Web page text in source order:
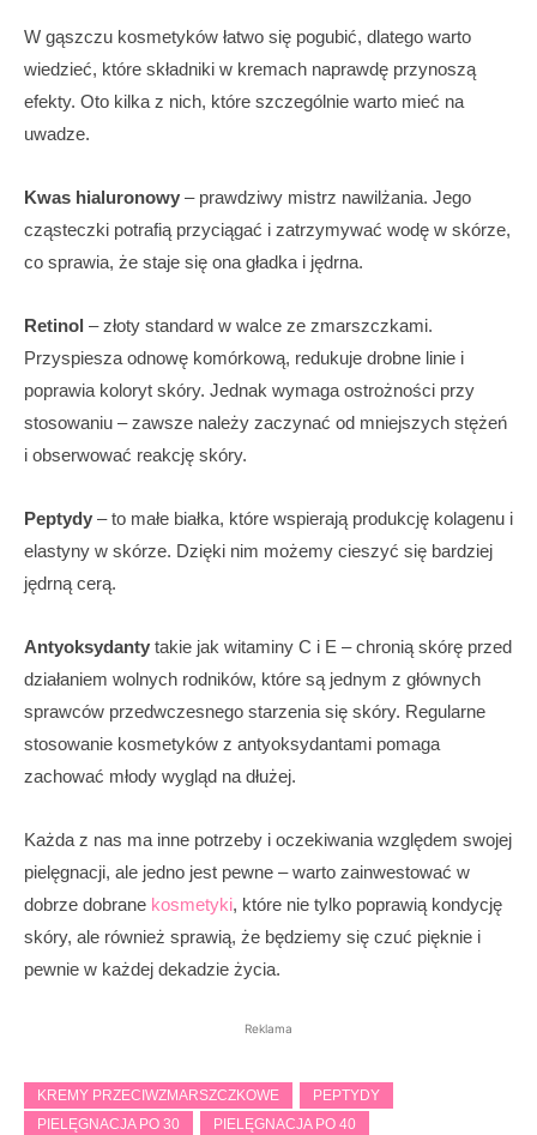
W gąszczu kosmetyków łatwo się pogubić, dlatego warto
wiedzieć, które składniki w kremach naprawdę przynoszą
efekty. Oto kilka z nich, które szczególnie warto mieć na
uwadze.
Kwas hialuronowy – prawdziwy mistrz nawilżania. Jego
cząsteczki potrafią przyciągać i zatrzymywać wodę w skórze,
co sprawia, że staje się ona gładka i jędrna.
Retinol – złoty standard w walce ze zmarszczkami.
Przyspiesza odnowę komórkową, redukuje drobne linie i
poprawia koloryt skóry. Jednak wymaga ostrożności przy
stosowaniu – zawsze należy zaczynać od mniejszych stężeń
i obserwować reakcję skóry.
Peptydy – to małe białka, które wspierają produkcję kolagenu i
elastyny w skórze. Dzięki nim możemy cieszyć się bardziej
jędrną cerą.
Antyoksydanty takie jak witaminy C i E – chronią skórę przed
działaniem wolnych rodników, które są jednym z głównych
sprawców przedwczesnego starzenia się skóry. Regularne
stosowanie kosmetyków z antyoksydantami pomaga
zachować młody wygląd na dłużej.
Każda z nas ma inne potrzeby i oczekiwania względem swojej
pielęgnacji, ale jedno jest pewne – warto zainwestować w
dobrze dobrane kosmetyki, które nie tylko poprawią kondycję
skóry, ale również sprawią, że będziemy się czuć pięknie i
pewnie w każdej dekadzie życia.
Reklama
KREMY PRZECIWZMARSZCZKOWE
PEPTYDY
PIELĘGNACJA PO 30
PIELĘGNACJA PO 40